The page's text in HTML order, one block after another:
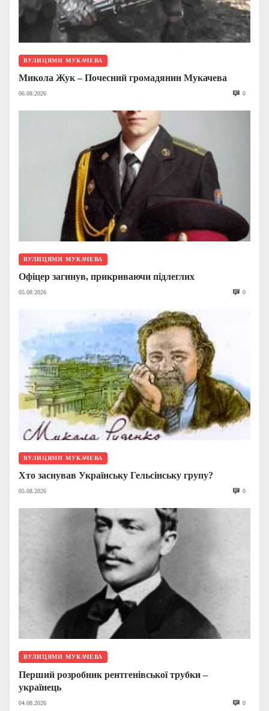
ВУЛИЦЯМИ МУКАЧЕВА
Микола Жук – Почесний громадянин Мукачева
06.08.2026 0
ВУЛИЦЯМИ МУКАЧЕВА
Офіцер загинув, прикриваючи підлеглих
05.08.2026 0
ВУЛИЦЯМИ МУКАЧЕВА
Хто заснував Українську Гельсінську групу?
05.08.2026 0
ВУЛИЦЯМИ МУКАЧЕВА
Перший розробник рентгенівської трубки –
українець
04.08.2026 0